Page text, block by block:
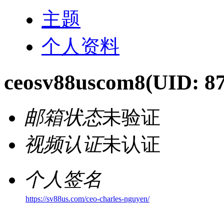
主题
个人资料
ceosv88uscom8(UID:
邮箱状态未验证
视频认证未认证
个人签名
https://sv88us.com/ceo-charles-nguyen/